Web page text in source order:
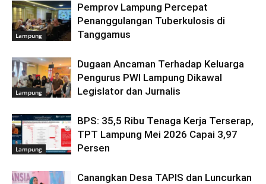
Lampung
Pemprov Lampung Percepat
Penanggulangan Tuberkulosis di
Tanggamus
Lampung
Dugaan Ancaman Terhadap Keluarga
Pengurus PWI Lampung Dikawal
Legislator dan Jurnalis
Lampung
BPS: 35,5 Ribu Tenaga Kerja Terserap,
TPT Lampung Mei 2026 Capai 3,97
Persen
Canangkan Desa TAPIS dan Luncurkan